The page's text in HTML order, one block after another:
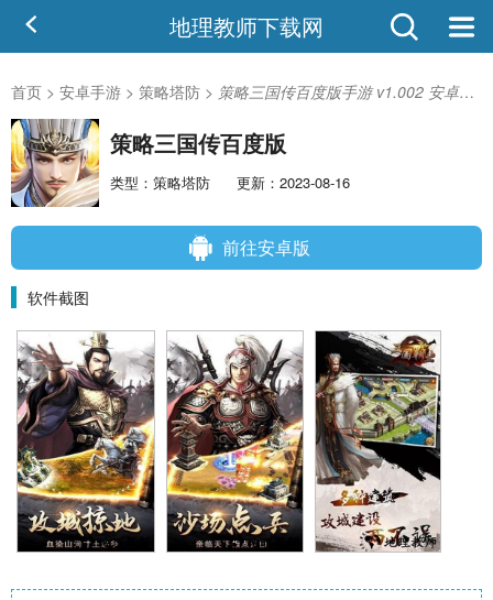
地理教师下载网
首页 > 安卓手游 > 策略塔防 > 策略三国传百度版手游 v1.002 安卓版-手机版下载
策略三国传百度版
类型：策略塔防 更新：2023-08-16
前往安卓版
软件截图